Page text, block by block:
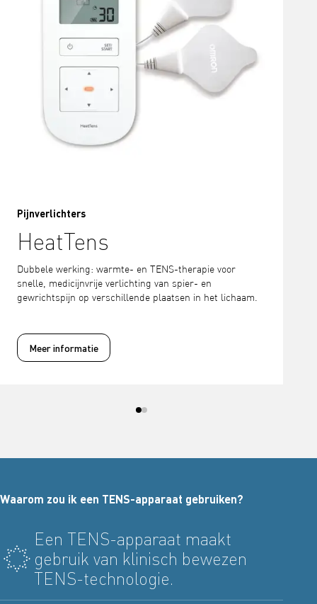
Pijnverlichters
HeatTens
Dubbele werking: warmte- en TENS-therapie voor
snelle, medicijnvrije verlichting van spier- en
gewrichtspijn op verschillende plaatsen in het lichaam.
Meer informatie
Waarom zou ik een TENS-apparaat gebruiken?
Een TENS-apparaat maakt
gebruik van klinisch bewezen
TENS-technologie.